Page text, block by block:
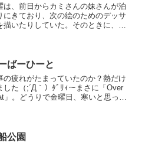
は、前日からカミさんの妹さんが泊
にきており、次の絵のためのデッサ
描いたりしていた。そのときに、
ズアップも写しておきた...
ばーひーと
の疲れがたまっていたのか？熱だけ
した（;´Д｀）ﾀﾞﾘｨ～まさに「Over
」。どうりで金曜日、寒いと思った
公園